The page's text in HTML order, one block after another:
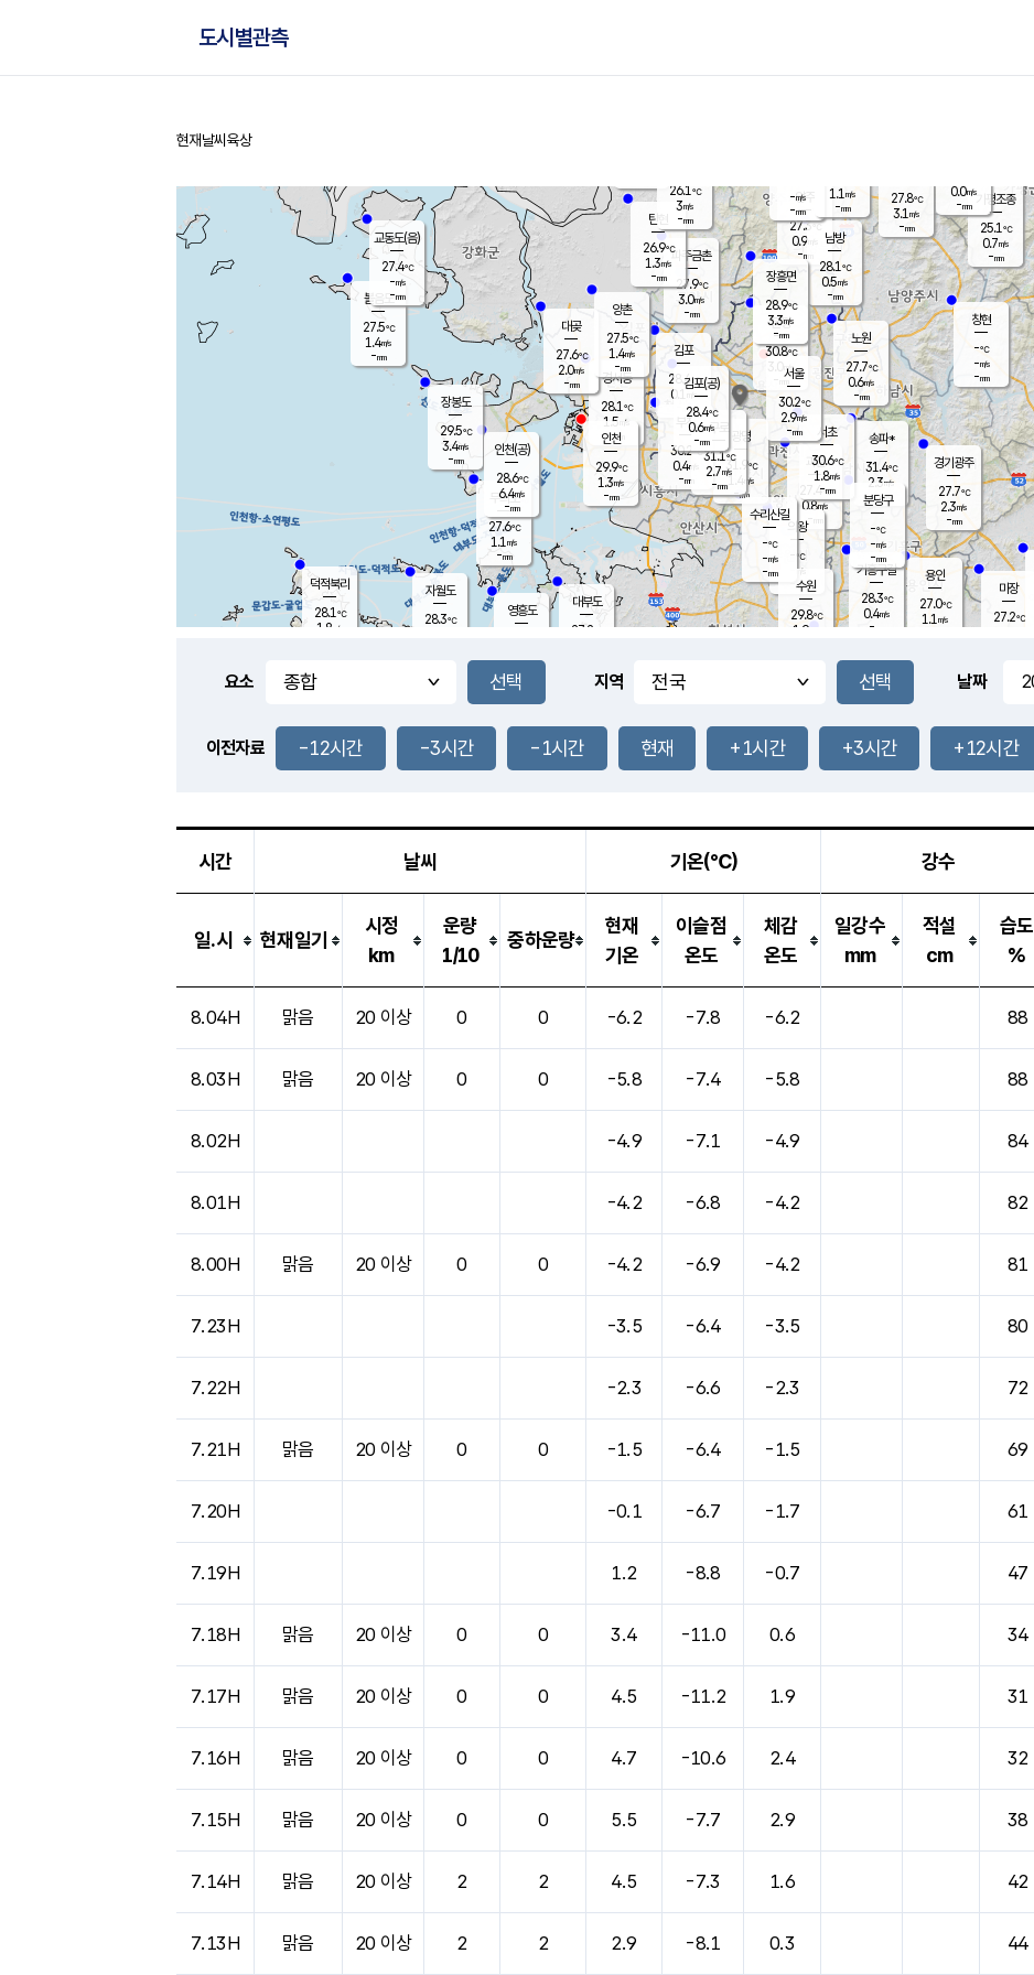
도시별관측
홈
현재날씨 육상
풍도
0.8m/s
무의도
27.6℃
1.1 m/s
-mm
영흥도
볼음도
27.5℃
1.4m/s
-mm
자월도
28.3℃
양주
27.3℃
0.9
-mm
과천
27.4℃
0.8m/s
- mm
장봉도
29.5℃
3.4m/s
-mm
-mm
-mm
용인
27.0℃
1.1 m/s
경기광주
27.7℃
2.3m/s
-mm
27.4
℃
대부도
27.2
-
경서동
28.1℃
1.5 m/s
-mm
파주금촌
27.9℃
3.0m/s
-mm
가평조종
25.1℃
0.7m/s
-mm
27.8℃
3.1 m/s
-mm
대곶
27.6℃
2.0m/s
-mm
창현
-℃
-m/s
-mm
탄현
26.9℃
1.3m/s
-mm
0.0m/s
-mm
29.9℃
0.6m/s
-mm
마장
27.2℃
의왕
- ℃
m/s
mm
김포
28.4℃
0.1 m/s
mm
광명
31.9 ℃
1.4 m/s
-mm
부천
30.2℃
0.4m/s
-mm
-mm
양촌
27.5℃
1.4m/s
-mm
구로
31.1℃
2.7m/s
-mm
은평
30.8℃
3.0 m/s
- mm
노원
27.7℃
0.6m/s
-mm
송파*
31.4℃
2.3m/s
-mm
서초
30.6℃
1.8m/s
-mm
남방
28.1℃
0.5m/s
-mm
기흥구갈
28.3℃
0.4m/s
-
수리산길
-℃
-m/s
-mm
분당구
-℃
-m/s
-mm
장흥면
28.9℃
3.3m/s
-mm
-m/s
-mm
덕적북리
28.1℃
1.8 m/s
인천(공)
28.6℃
6.4m/s
-mm
김포(공)
28.4℃
0.6m/s
-mm
교동도(음)
27.4℃
-m/s
-mm
수원
29.8℃
1.9m/s
인천
29.9℃
1.3m/s
-mm
서울
30.2℃
2.9m/s
-mm
26.1℃
3m/s
-mm
1.1 m/s
-mm
요소 지역 날짜
이전자료 -12시간 -3시간 -1시간 현재 +1시간 +3시간 +12시간
시간 날씨 기온(℃) 강수
일.시 현재일기
시정
km
운량
1/10
중하운량
현재
기온
이슬점
온도
체감
온도
일강수
mm
적설
cm
습도
%
8.04H 맑음 20 이상 0 0 -6.2 -7.8 -6.2 88
8.03H 맑음 20 이상 0 0 -5.8 -7.4 -5.8 88
8.02H -4.9 -7.1 -4.9 84
8.01H -4.2 -6.8 -4.2 82
8.00H 맑음 20 이상 0 0 -4.2 -6.9 -4.2 81
7.23H -3.5 -6.4 -3.5 80
7.22H -2.3 -6.6 -2.3 72
7.21H 맑음 20 이상 0 0 -1.5 -6.4 -1.5 69
7.20H -0.1 -6.7 -1.7 61
7.19H 1.2 -8.8 -0.7 47
7.18H 맑음 20 이상 0 0 3.4 -11.0 0.6 34
7.17H 맑음 20 이상 0 0 4.5 -11.2 1.9 31
7.16H 맑음 20 이상 0 0 4.7 -10.6 2.4 32
7.15H 맑음 20 이상 0 0 5.5 -7.7 2.9 38
7.14H 맑음 20 이상 2 2 4.5 -7.3 1.6 42
7.13H 맑음 20 이상 2 2 2.9 -8.1 0.3 44